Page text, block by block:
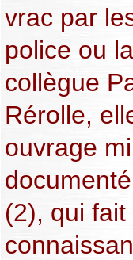
vrac par
police ou
collègue
Rérolle,
ouvrage
(2), qui